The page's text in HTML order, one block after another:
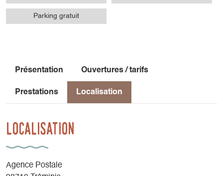
Parking gratuit
Présentation Ouvertures / tarifs
Prestations Localisation
Localisation
Agence Postale